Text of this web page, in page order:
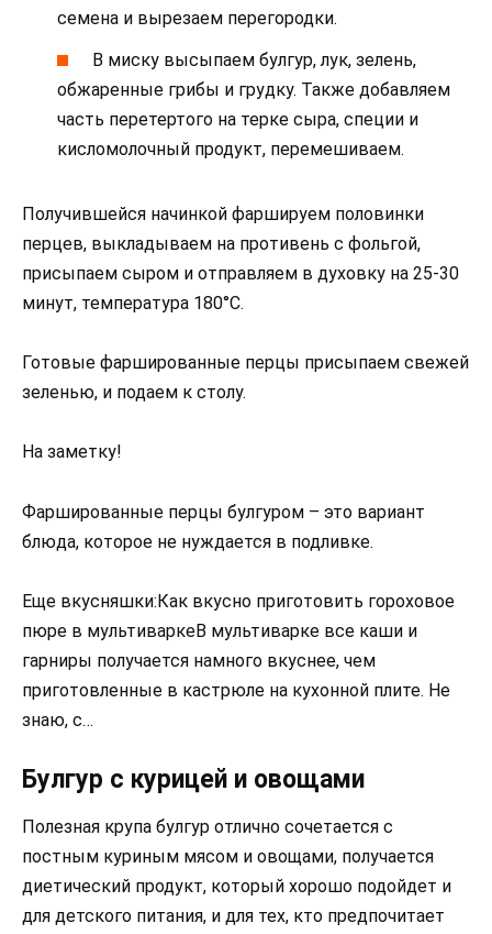
семена и вырезаем перегородки.
В миску высыпаем булгур, лук, зелень,
обжаренные грибы и грудку. Также добавляем
часть перетертого на терке сыра, специи и
кисломолочный продукт, перемешиваем.
Получившейся начинкой фаршируем половинки
перцев, выкладываем на противень с фольгой,
присыпаем сыром и отправляем в духовку на 25-30
минут, температура 180°С.
Готовые фаршированные перцы присыпаем свежей
зеленью, и подаем к столу.
На заметку!
Фаршированные перцы булгуром – это вариант
блюда, которое не нуждается в подливке.
Еще вкусняшки:Как вкусно приготовить гороховое
пюре в мультиваркеВ мультиварке все каши и
гарниры получается намного вкуснее, чем
приготовленные в кастрюле на кухонной плите. Не
знаю, с…
Булгур с курицей и овощами
Полезная крупа булгур отлично сочетается с
постным куриным мясом и овощами, получается
диетический продукт, который хорошо подойдет и
для детского питания, и для тех, кто предпочитает